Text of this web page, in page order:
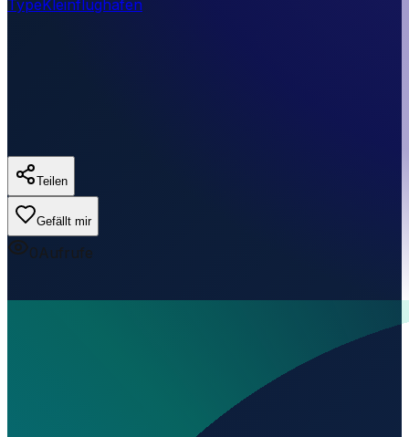
TypeKleinflughafen
Teilen
Gefällt mir
0Aufrufe